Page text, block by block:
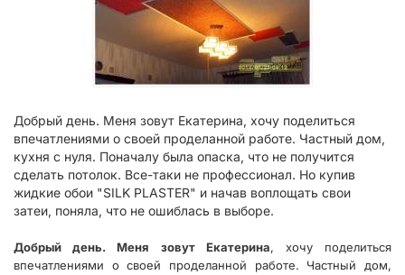
Добрый день. Меня зовут Екатерина, хочу поделиться
впечатлениями о своей проделанной работе. Частный дом,
кухня с нуля. Поначалу была опаска, что не получится
сделать потолок. Все-таки не профессионал. Но купив
жидкие обои "SILK PLASTER" и начав воплощать свои
затеи, поняла, что не ошиблась в выборе.
Добрый день. Меня зовут Екатерина, хочу поделиться
впечатлениями о своей проделанной работе. Частный дом,